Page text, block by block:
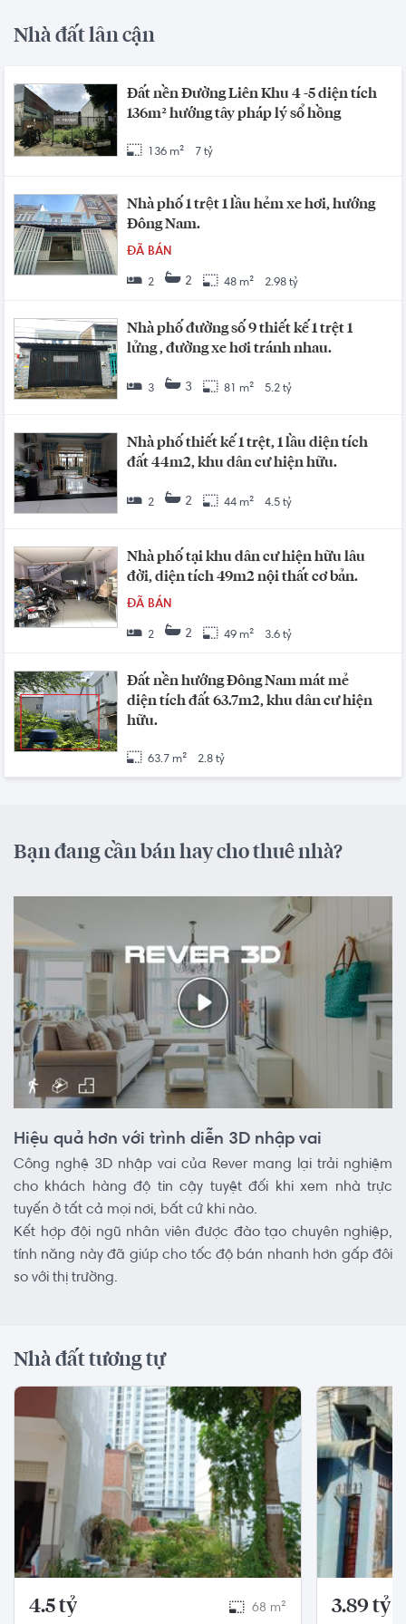
Nhà đất lân cận
Đất nền Đường Liên Khu 4 -5 diện tích
136m² hướng tây pháp lý sổ hồng
136 m² 7 tỷ
Nhà phố 1 trệt 1 lầu hẻm xe hơi, hướng
Đông Nam.
ĐÃ BÁN
2 2 48 m² 2.98 tỷ
Nhà phố đường số 9 thiết kế 1 trệt 1
lửng , đường xe hơi tránh nhau.
3 3 81 m² 5.2 tỷ
Nhà phố thiết kế 1 trệt, 1 lầu diện tích
đất 44m2, khu dân cư hiện hữu.
2 2 44 m² 4.5 tỷ
Nhà phố tại khu dân cư hiện hữu lâu
đời, diện tích 49m2 nội thất cơ bản.
ĐÃ BÁN
2 2 49 m² 3.6 tỷ
Đất nền hướng Đông Nam mát mẻ
diện tích đất 63.7m2, khu dân cư hiện
hữu.
63.7 m² 2.8 tỷ
Bạn đang cần bán hay cho thuê nhà?
Hiệu quả hơn với trình diễn 3D nhập vai
Công nghệ 3D nhập vai của Rever mang lại trải nghiệm
cho khách hàng độ tin cậy tuyệt đối khi xem nhà trực
tuyến ở tất cả mọi nơi, bất cứ khi nào.
Kết hợp đội ngũ nhân viên được đào tạo chuyên nghiệp,
tính năng này đã giúp cho tốc độ bán nhanh hơn gấp đôi
so với thị trường.
Nhà đất tương tự
4.5 tỷ 68 m² 3.89 tỷ